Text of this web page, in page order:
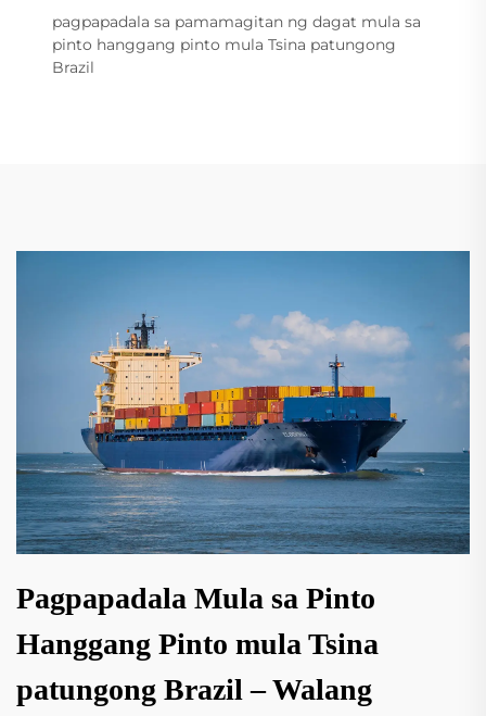
pagpapadala sa pamamagitan ng dagat mula sa
pinto hanggang pinto mula Tsina patungong
Brazil
Pagpapadala Mula sa Pinto
Hanggang Pinto mula Tsina
patungong Brazil – Walang